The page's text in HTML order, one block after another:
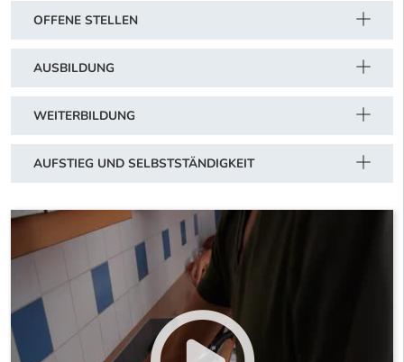
OFFENE STELLEN
AUSBILDUNG
WEITERBILDUNG
AUFSTIEG UND SELBSTSTÄNDIGKEIT